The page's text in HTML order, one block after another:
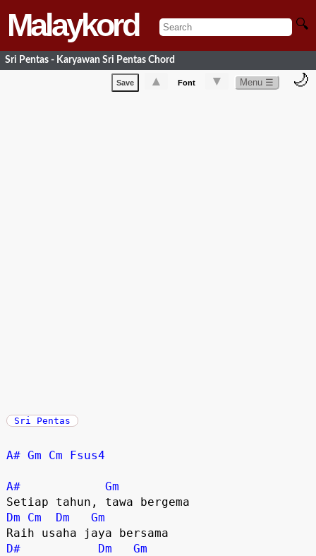
Malaykord 🔍
Sri Pentas - Karyawan Sri Pentas Chord
Save ▲ Font ▼ Menu ☰ 🌙
Sri Pentas
A# Gm Cm Fsus4
A#
Gm
Dm
Cm Dm
Gm
D#
Dm
Gm